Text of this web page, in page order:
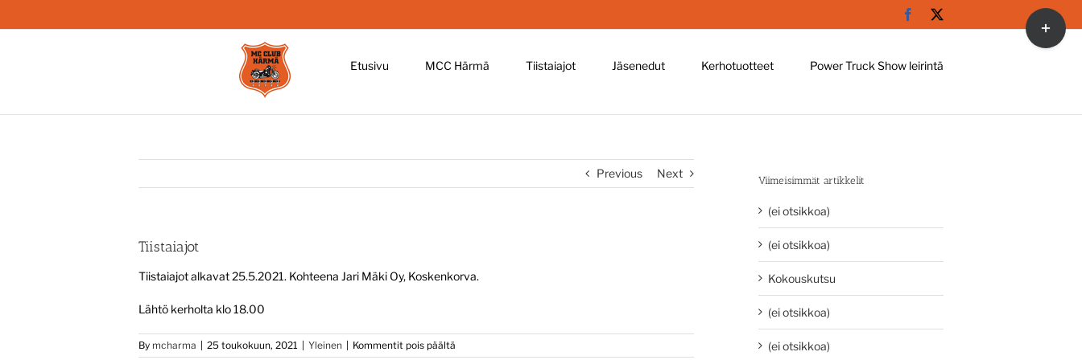
Facebook
Etusivu MCC Härmä Tiistaiajot Jäsenedut Kerhotuotteet Power Truck Show leirintä
Previous Next
Tiistaiajot
Tiistaiajot alkavat 25.5.2021. Kohteena Jari Mäki Oy, Koskenkorva.
Lähtö kerholta klo 18.00
By mcharma 25 toukokuun, 2021 Yleinen Kommentit pois päältä
Viimeisimmät artikkelit
(ei otsikkoa)
(ei otsikkoa)
Kokouskutsu
(ei otsikkoa)
(ei otsikkoa)
Toggle
Sliding
Bar